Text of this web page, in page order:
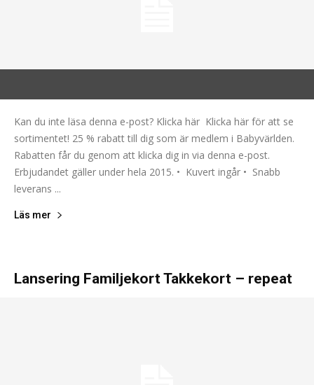
Kan du inte läsa denna e-post? Klicka här Klicka här för att se
sortimentet! 25 % rabatt till dig som är medlem i Babyvärlden.
Rabatten får du genom att klicka dig in via denna e-post.
Erbjudandet gäller under hela 2015. • Kuvert ingår • Snabb
leverans ...
Läs mer
Lansering Familjekort Takkekort – repeat